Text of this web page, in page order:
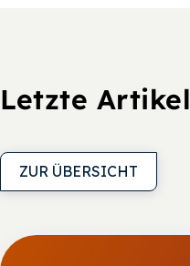
Letzte Artikel
ZUR ÜBERSICHT